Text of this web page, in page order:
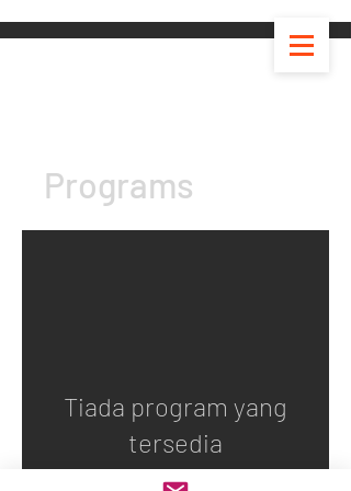
Programs
Tiada program yang
tersedia